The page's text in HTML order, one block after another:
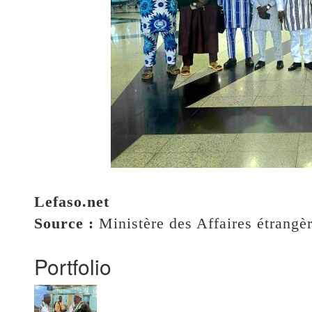
Lefaso.net
Source : Ministère des Affaires
Portfolio